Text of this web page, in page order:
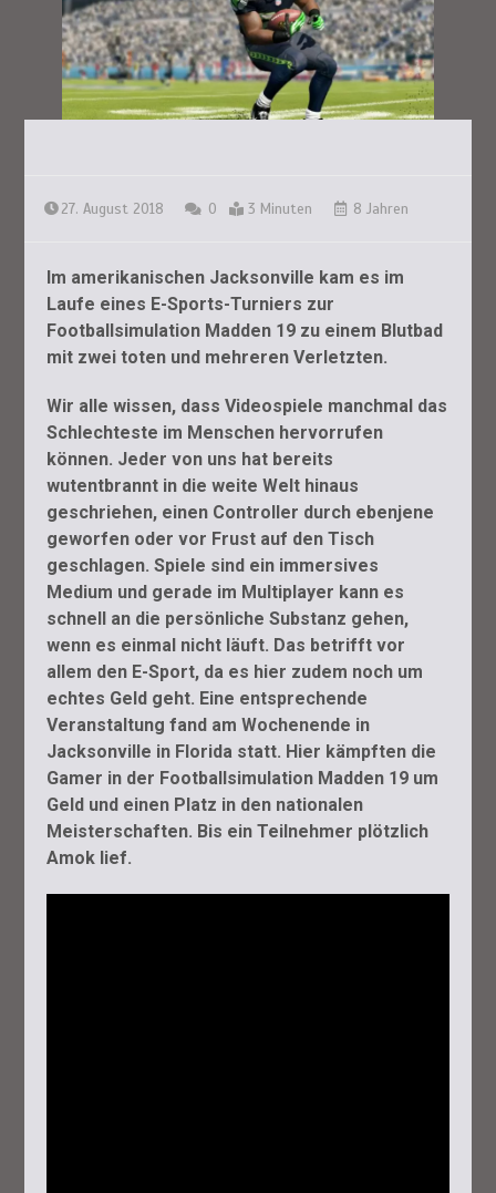
27. August 2018 0 3 Minuten 8 Jahren
Im amerikanischen Jacksonville kam es im
Laufe eines E-Sports-Turniers zur
Footballsimulation Madden 19 zu einem Blutbad
mit zwei toten und mehreren Verletzten.
Wir alle wissen, dass Videospiele manchmal das
Schlechteste im Menschen hervorrufen
können. Jeder von uns hat bereits
wutentbrannt in die weite Welt hinaus
geschriehen, einen Controller durch ebenjene
geworfen oder vor Frust auf den Tisch
geschlagen. Spiele sind ein immersives
Medium und gerade im Multiplayer kann es
schnell an die persönliche Substanz gehen,
wenn es einmal nicht läuft. Das betrifft vor
allem den E-Sport, da es hier zudem noch um
echtes Geld geht. Eine entsprechende
Veranstaltung fand am Wochenende in
Jacksonville in Florida statt. Hier kämpften die
Gamer in der Footballsimulation Madden 19 um
Geld und einen Platz in den nationalen
Meisterschaften. Bis ein Teilnehmer plötzlich
Amok lief.